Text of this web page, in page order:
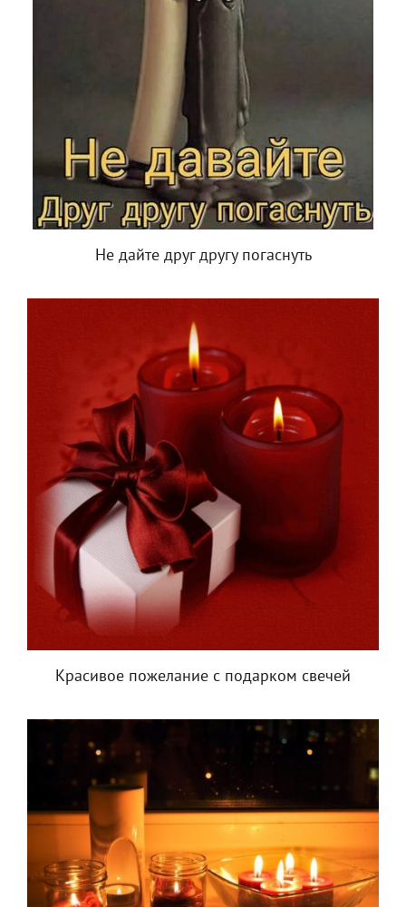
Не дайте друг другу погаснуть
Красивое пожелание с подарком свечей